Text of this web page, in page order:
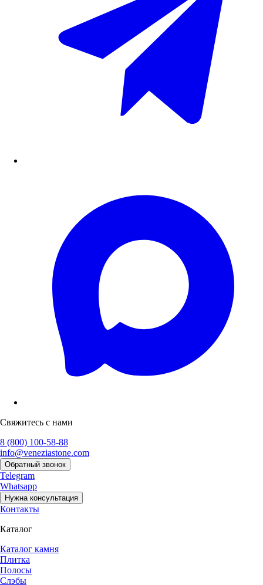
Свяжитесь с нами
8 (800) 100-58-88
info@veneziastone.com
Обратный звонок
Telegram
Whatsapp
Нужна консультация
Контакты
Каталог
Каталог камня
Плитка
Полосы
Слэбы